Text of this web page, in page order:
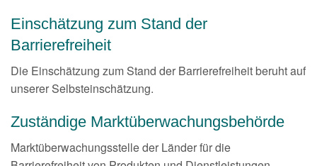
Einschätzung zum Stand der
Barrierefreiheit
Die Einschätzung zum Stand der Barrierefreiheit beruht auf
unserer Selbsteinschätzung.
Zuständige Marktüberwachungsbehörde
Marktüberwachungsstelle der Länder für die